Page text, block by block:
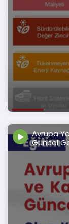
Avrupa
Güncel